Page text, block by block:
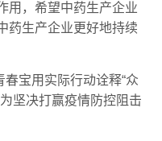
用，希望中药生产企业
药生产企业更好地持续
宝用实际行动诠释“众
坚决打赢疫情防控阻击